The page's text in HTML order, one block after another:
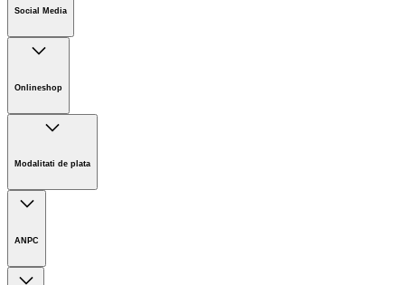
Sustenabilitate
Noutati
Social Media
Onlineshop
Informații magazin online
Retur
Modalitati de plata
ANPC